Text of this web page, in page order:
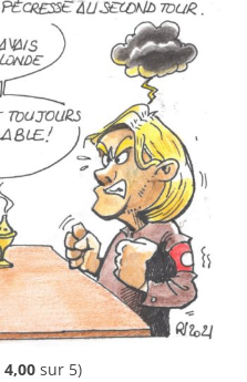
4,00 sur 5)